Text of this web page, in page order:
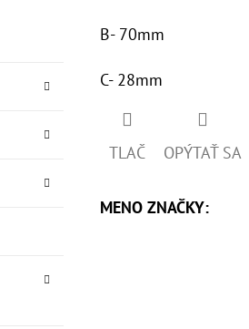
B- 70mm
C- 28mm
TLAČ OPÝTAŤ SA
MENO ZNAČKY: